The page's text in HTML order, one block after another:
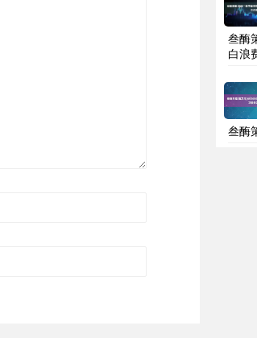
叁酶
白浪
叁酶